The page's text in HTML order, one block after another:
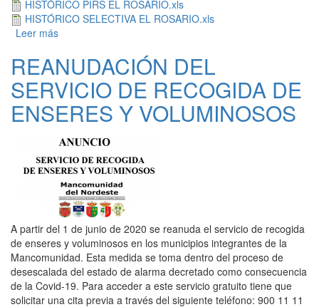
HISTÓRICO PIRS EL ROSARIO.xls
HISTÓRICO SELECTIVA EL ROSARIO.xls
Leer más
REANUDACIÓN DEL
SERVICIO DE RECOGIDA DE
ENSERES Y VOLUMINOSOS
A partir del 1 de junio de 2020 se reanuda el servicio de recogida
de enseres y voluminosos en los municipios integrantes de la
Mancomunidad. Esta medida se toma dentro del proceso de
desescalada del estado de alarma decretado como consecuencia
de la Covid-19. Para acceder a este servicio gratuito tiene que
solicitar una cita previa a través del siguiente teléfono: 900 11 11